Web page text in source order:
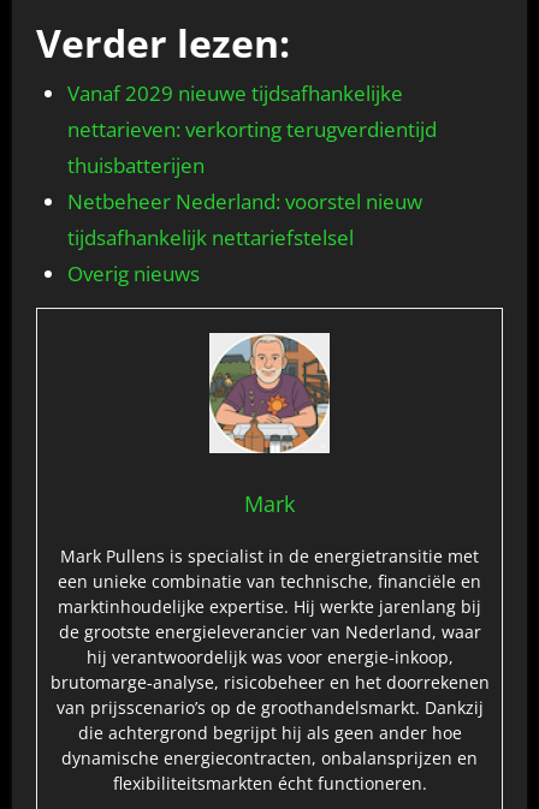
Verder lezen:
Vanaf 2029 nieuwe tijdsafhankelijke
nettarieven: verkorting terugverdientijd
thuisbatterijen
Netbeheer Nederland: voorstel nieuw
tijdsafhankelijk nettariefstelsel
Overig nieuws
Mark
Mark Pullens is specialist in de energietransitie met
een unieke combinatie van technische, financiële en
marktinhoudelijke expertise. Hij werkte jarenlang bij
de grootste energieleverancier van Nederland, waar
hij verantwoordelijk was voor energie‑inkoop,
brutomarge‑analyse, risicobeheer en het doorrekenen
van prijsscenario’s op de groothandelsmarkt. Dankzij
die achtergrond begrijpt hij als geen ander hoe
dynamische energiecontracten, onbalansprijzen en
flexibiliteitsmarkten écht functioneren.